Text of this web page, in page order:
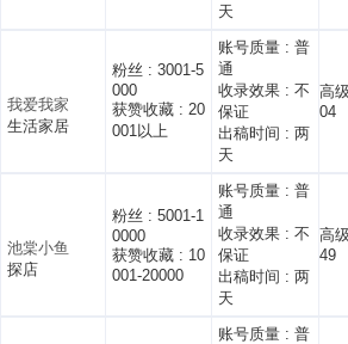
天
我爱我家
生活家居
粉丝 : 3001-5
000
获赞收藏 : 20
001以上
账号质量 : 普
通
收录效果 : 不
保证
出稿时间 : 两
天
高
04
池棠小鱼
探店
粉丝 : 5001-1
0000
获赞收藏 : 10
001-20000
账号质量 : 普
通
收录效果 : 不
保证
出稿时间 : 两
天
高
49
账号质量 : 普